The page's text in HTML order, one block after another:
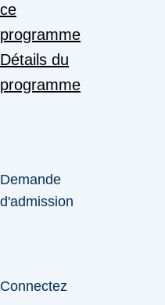
ce
programme
Détails du
programme
Demande
d'admission
Connectez